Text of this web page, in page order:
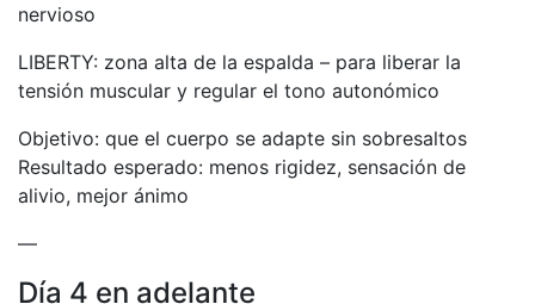
nervioso
LIBERTY: zona alta de la espalda – para liberar la
tensión muscular y regular el tono autonómico
Objetivo: que el cuerpo se adapte sin sobresaltos
Resultado esperado: menos rigidez, sensación de
alivio, mejor ánimo
—
Día 4 en adelante